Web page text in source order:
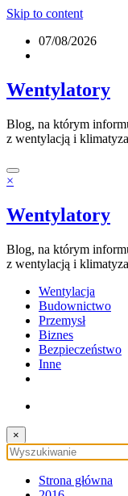
Skip to content
07/08/2026
Wentylatory
Blog, na którym
z wentylacją i
×
Wentylatory
Blog, na którym
z wentylacją i
Wentylacja
Budownictwo
Przemysł
Biznes
Bezpieczeństwo
Inne
×
Strona główna